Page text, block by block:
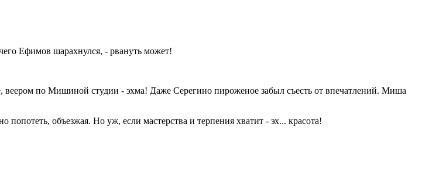
Ефимов шарахнулся, - рвануть может!
по Мишиной студии - эхма! Даже Серегино пироженое забыл съесть от впечатлений. Миша
объезжая. Но уж, если мастерства и терпения хватит - эх... красота!